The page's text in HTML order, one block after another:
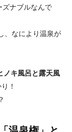
ズナブルなんで
、なにより温泉が
ノキ風呂と露天風
！